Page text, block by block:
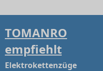
TOMANRO
empfiehlt
Elektrokettenzüge